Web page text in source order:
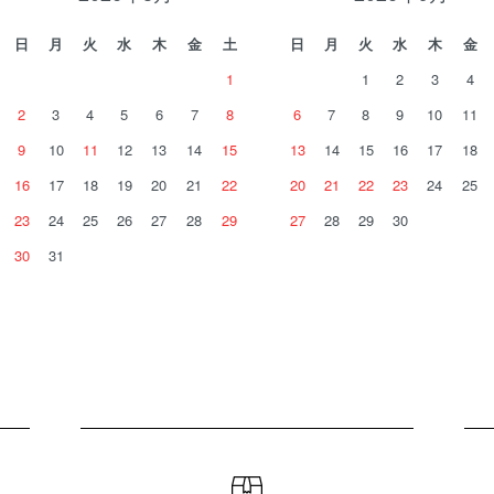
日 月 火 水 木 金
土
1
2
3 4 5 6 7
8
9
10 11 12 13 14
15
16
17 18 19 20 21
22
23
24 25 26 27 28
29
30
31
日 月 火 水 木 金
1
2 3 4
6
7 8 9 10 11
13
14 15 16 17 18
20
21 22 23 24 25
27
28 29 30